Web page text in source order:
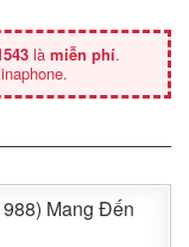
là miễn phí.
Mang Đến